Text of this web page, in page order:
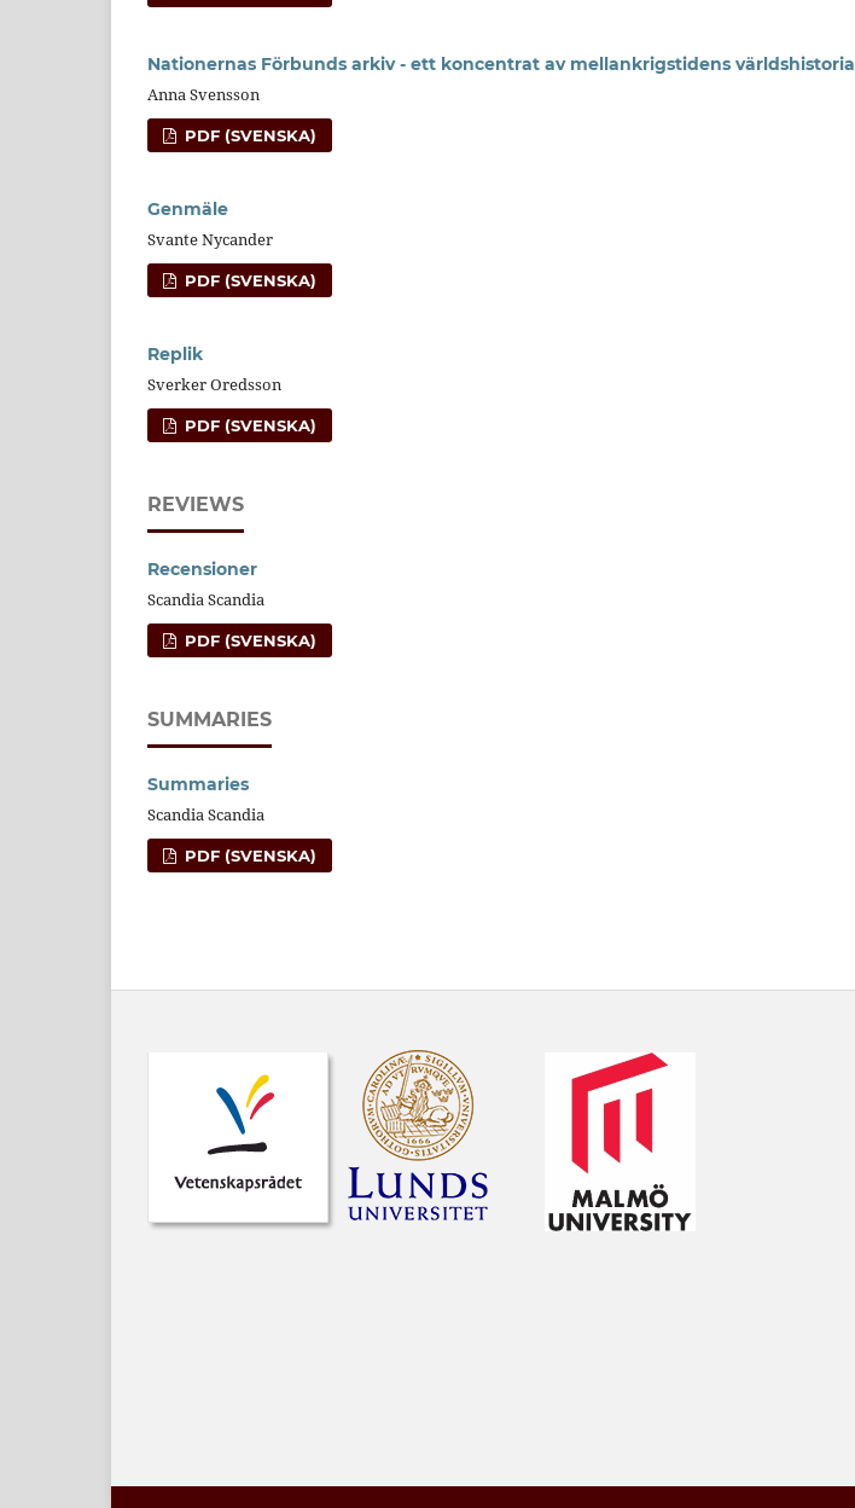
Nationernas Förbunds arkiv - ett koncentrat av mellankrigstidens världshistoria
Anna Svensson
PDF (SVENSKA)
Genmäle
Svante Nycander
PDF (SVENSKA)
Replik
Sverker Oredsson
PDF (SVENSKA)
REVIEWS
Recensioner
Scandia Scandia
PDF (SVENSKA)
SUMMARIES
Summaries
Scandia Scandia
PDF (SVENSKA)